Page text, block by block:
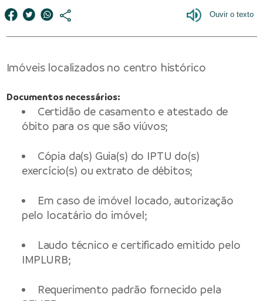
Imóveis localizados no centro histórico
Documentos necessários:
Certidão de casamento e atestado de
óbito para os que são viúvos;
Cópia da(s) Guia(s) do IPTU do(s)
exercício(s) ou extrato de débitos;
Em caso de imóvel locado, autorização
pelo locatário do imóvel;
Laudo técnico e certificado emitido pelo
IMPLURB;
Requerimento padrão fornecido pela